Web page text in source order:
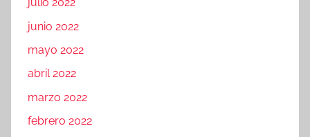
junio 2022
mayo 2022
abril 2022
marzo 2022
febrero 2022